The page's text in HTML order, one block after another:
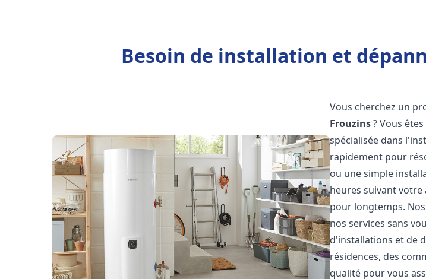
Besoin de installation et
Vous cherchez un
Frouzins? Vous
spécialisée dans
rapidement pour
ou une simple
heures suivant votre
pour longtemps.
nos services sans
d'installations et de
résidences, des
qualité pour vous